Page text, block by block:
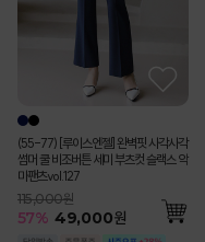
(55-77) [루이스엔젤] 완벽핏 사각사각
썸머 쿨 비조버튼 세미 부츠컷 슬랙스 악
마팬츠vol.127
115,000원
57% 49,000원